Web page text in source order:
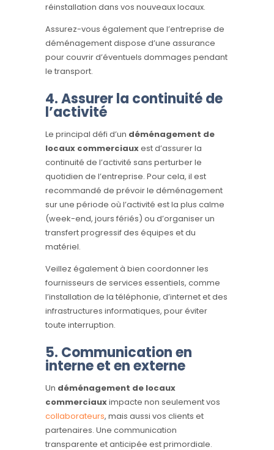
réinstallation dans vos nouveaux locaux.
Assurez-vous également que l’entreprise de
déménagement dispose d’une assurance
pour couvrir d’éventuels dommages pendant
le transport.
4. Assurer la continuité de
l’activité
Le principal défi d’un déménagement de
locaux commerciauxest d’assurer la
continuité de l’activité sans perturber le
quotidien de l’entreprise. Pour cela, il est
recommandé de prévoir le déménagement
sur une période où l’activité est la plus calme
(week-end, jours fériés) ou d’organiser un
transfert progressif des équipes et du
matériel.
Veillez également à bien coordonner les
fournisseurs de services essentiels, comme
l’installation de la téléphonie, d’internet et des
infrastructures informatiques, pour éviter
toute interruption.
5. Communication en
interne et en externe
Un déménagement de locaux
commerciauximpacte non seulement vos
collaborateurs, mais aussi vos clients et
partenaires. Une communication
transparente et anticipée est primordiale.